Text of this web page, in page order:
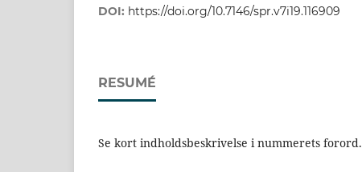
DOI: https://doi.org/10.7146/spr.v7i19.116909
RESUMÉ
Se kort indholdsbeskrivelse i nummerets forord.